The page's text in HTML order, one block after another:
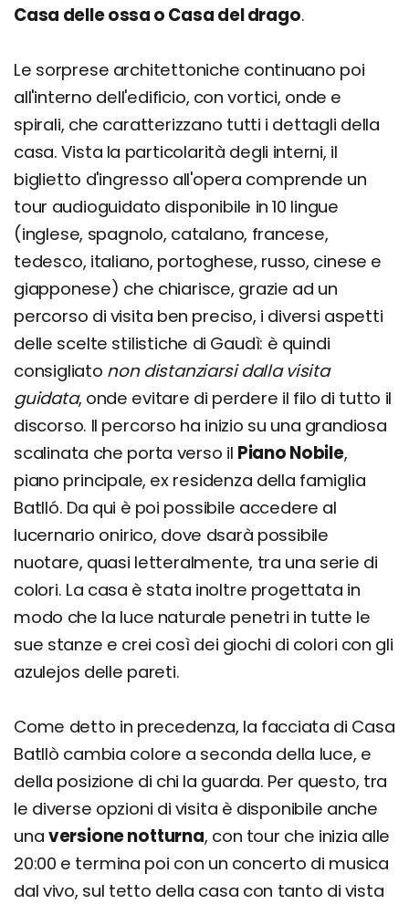
Casa delle ossa o Casa del drago.
Le sorprese architettoniche continuano poi
all'interno dell'edificio, con vortici, onde e
spirali, che caratterizzano tutti i dettagli della
casa. Vista la particolarità degli interni, il
biglietto d'ingresso all'opera comprende un
tour audioguidato disponibile in 10 lingue
(inglese, spagnolo, catalano, francese,
tedesco, italiano, portoghese, russo, cinese e
giapponese) che chiarisce, grazie ad un
percorso di visita ben preciso, i diversi aspetti
delle scelte stilistiche di Gaudì: è quindi
consigliato non distanziarsi dalla visita
guidata, onde evitare di perdere il filo di tutto il
discorso. Il percorso ha inizio su una grandiosa
scalinata che porta verso il Piano Nobile,
piano principale, ex residenza della famiglia
Batlló. Da qui è poi possibile accedere al
lucernario onirico, dove dsarà possibile
nuotare, quasi letteralmente, tra una serie di
colori. La casa è stata inoltre progettata in
modo che la luce naturale penetri in tutte le
sue stanze e crei così dei giochi di colori con gli
azulejos delle pareti.
Come detto in precedenza, la facciata di Casa
Batllò cambia colore a seconda della luce, e
della posizione di chi la guarda. Per questo, tra
le diverse opzioni di visita è disponibile anche
una versione notturna, con tour che inizia alle
20:00 e termina poi con un concerto di musica
dal vivo, sul tetto della casa con tanto di vista